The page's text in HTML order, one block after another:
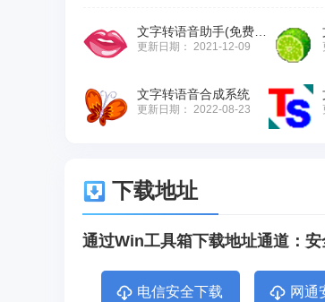
更新日期： 2021-12-09
文字转语音合成系统
更新日期： 2022-08-23
下载地址
通过Win工具箱下载地址通道：
电信安全下载 网通